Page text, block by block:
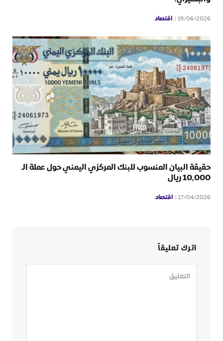
19/06/2026 اقتصاد
حقيقة البيان المنسوب للبنك المركزي اليمني حول عملة الـ
10,000 ريال
17/04/2026 اقتصاد
اترك تعليقاً